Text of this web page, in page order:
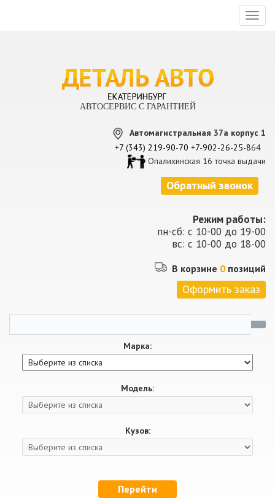
АВТОСЕРВИС С ГАРАНТИЕЙ
Автомагистральная 37а корпус 1
+7 (343) 219-90-70 +7-902-26-25-864
Опалихинская 16 точка выдачи
Обратный звонок
Режим работы:
пн-сб: с 10-00 до 19-00
вс: с 10-00 до 18-00
В корзине 0 позиций
Оформить заказ
Марка:
Модель:
Кузов:
Перейти